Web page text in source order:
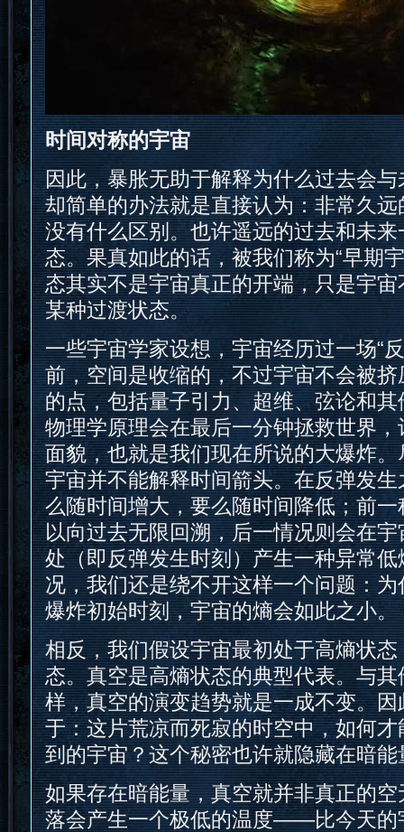
时间对称的宇宙
因此，暴胀无助于解释为什么过去会
却简单的办法就是直接认为：非常久
没有什么区别。也许遥远的过去和未
态。果真如此的话，被我们称为“早期
态其实不是宇宙真正的开端，只是宇
某种过渡状态。
一些宇宙学家设想，宇宙经历过一场“
前，空间是收缩的，不过宇宙不会被
的点，包括量子引力、超维、弦论和
物理学原理会在最后一分钟拯救世界
面貌，也就是我们现在所说的大爆炸
宇宙并不能解释时间箭头。在反弹发
么随时间增大，要么随时间降低；前
以向过去无限回溯，后一情况则会在
处（即反弹发生时刻）产生一种异常
况，我们还是绕不开这样一个问题：
爆炸初始时刻，宇宙的熵会如此之小。
相反，我们假设宇宙最初处于高熵状
态。真空是高熵状态的典型代表。与
样，真空的演变趋势就是一成不变。
于：这片荒凉而死寂的时空中，如何
到的宇宙？这个秘密也许就隐藏在暗能
如果存在暗能量，真空就并非真正的
落会产生一个极低的温度——比今天的